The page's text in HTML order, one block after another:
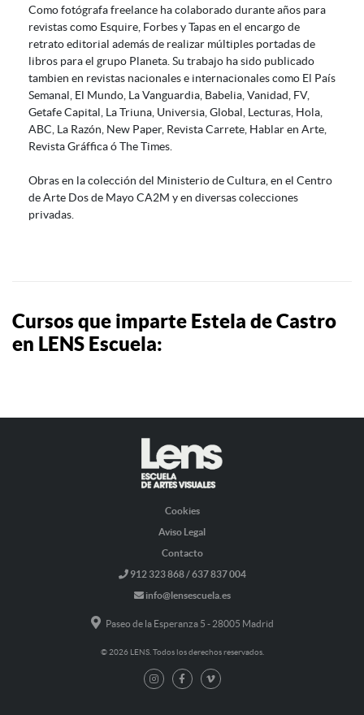
Como fotógrafa freelance ha colaborado durante años para
revistas como Esquire, Forbes y Tapas en el encargo de
retrato editorial además de realizar múltiples portadas de
libros para el grupo Planeta. Su trabajo ha sido publicado
tambien en revistas nacionales e internacionales como El País
Semanal, El Mundo, La Vanguardia, Babelia, Vanidad, FV,
Getafe Capital, La Triuna, Universia, Global, Lecturas, Hola,
ABC, La Razón, New Paper, Revista Carrete, Hablar en Arte,
Revista Gráffica ó The Times.
Obras en la colección del Ministerio de Cultura, en el Centro
de Arte Dos de Mayo CA2M y en diversas colecciones
privadas.
Cursos que imparte Estela de Castro
en LENS Escuela:
Cookies
Aviso Legal
Contacto
912 323 868 / 637 837 004
info@lensescuela.es
Paseo de la Esperanza 5 - 28005 Madrid
© 2026 LENS. Todos los derechos reservados.